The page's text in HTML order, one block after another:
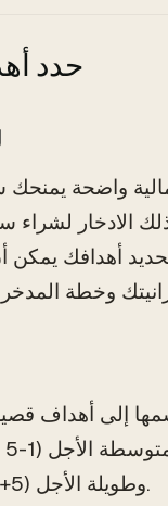
حدد
واضحة يمنحك
الادخار لشراء
تحديد أهدافك
إلى أهداف
وطويلة الأجل (5+ سنوات).